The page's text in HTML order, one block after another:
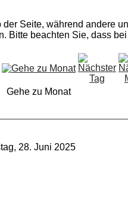
Gehe zu Monat
28. Juni 2025
Seite, während andere
beachten Sie, dass